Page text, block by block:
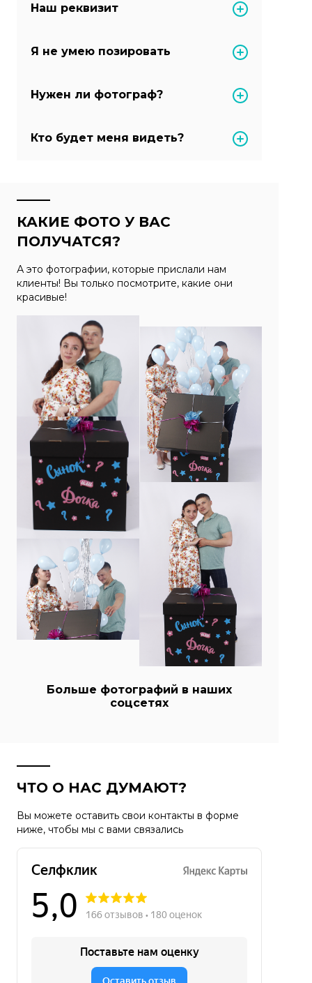
Наш реквизит
Я не умею позировать
Нужен ли фотограф?
Кто будет меня видеть?
КАКИЕ ФОТО У ВАС
ПОЛУЧАТСЯ?
А это фотографии, которые прислали нам
клиенты! Вы только посмотрите, какие они
красивые!
Больше фотографий в наших
соцсетях
ЧТО О НАС ДУМАЮТ?
Вы можете оставить свои контакты в форме
ниже, чтобы мы с вами связались